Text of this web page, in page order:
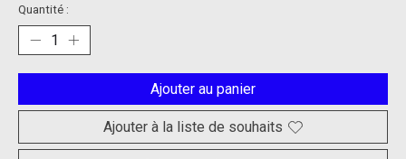
Quantité :
Ajouter au panier
Ajouter à la liste de souhaits